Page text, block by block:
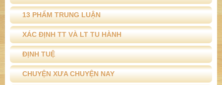
13 PHẨM TRUNG LUẬN
XÁC ĐỊNH TT VÀ LT TU HÀNH
ĐỊNH TUỆ
CHUYỆN XƯA CHUYỆN NAY